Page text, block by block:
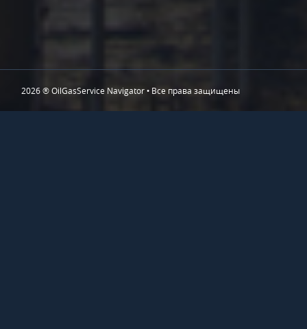
2026 ® OilGasService Navigator • Все права защищены